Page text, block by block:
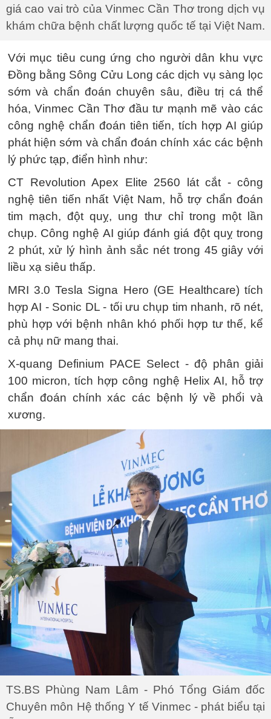
giá cao vai trò của Vinmec Cần Thơ trong dịch vụ
khám chữa bệnh chất lượng quốc tế tại Việt Nam.
Với mục tiêu cung ứng cho người dân khu vực
Đồng bằng Sông Cửu Long các dịch vụ sàng lọc
sớm và chẩn đoán chuyên sâu, điều trị cá thể
hóa, Vinmec Cần Thơ đầu tư mạnh mẽ vào các
công nghệ chẩn đoán tiên tiến, tích hợp AI giúp
phát hiện sớm và chẩn đoán chính xác các bệnh
lý phức tạp, điển hình như:
CT Revolution Apex Elite 2560 lát cắt - công
nghệ tiên tiến nhất Việt Nam, hỗ trợ chẩn đoán
tim mạch, đột quỵ, ung thư chỉ trong một lần
chụp. Công nghệ AI giúp đánh giá đột quỵ trong
2 phút, xử lý hình ảnh sắc nét trong 45 giây với
liều xạ siêu thấp.
MRI 3.0 Tesla Signa Hero (GE Healthcare) tích
hợp AI - Sonic DL - tối ưu chụp tim nhanh, rõ nét,
phù hợp với bệnh nhân khó phối hợp tư thế, kể
cả phụ nữ mang thai.
X-quang Definium PACE Select - độ phân giải
100 micron, tích hợp công nghệ Helix AI, hỗ trợ
chẩn đoán chính xác các bệnh lý về phổi và
xương.
TS.BS Phùng Nam Lâm - Phó Tổng Giám đốc
Chuyên môn Hệ thống Y tế Vinmec - phát biểu tại